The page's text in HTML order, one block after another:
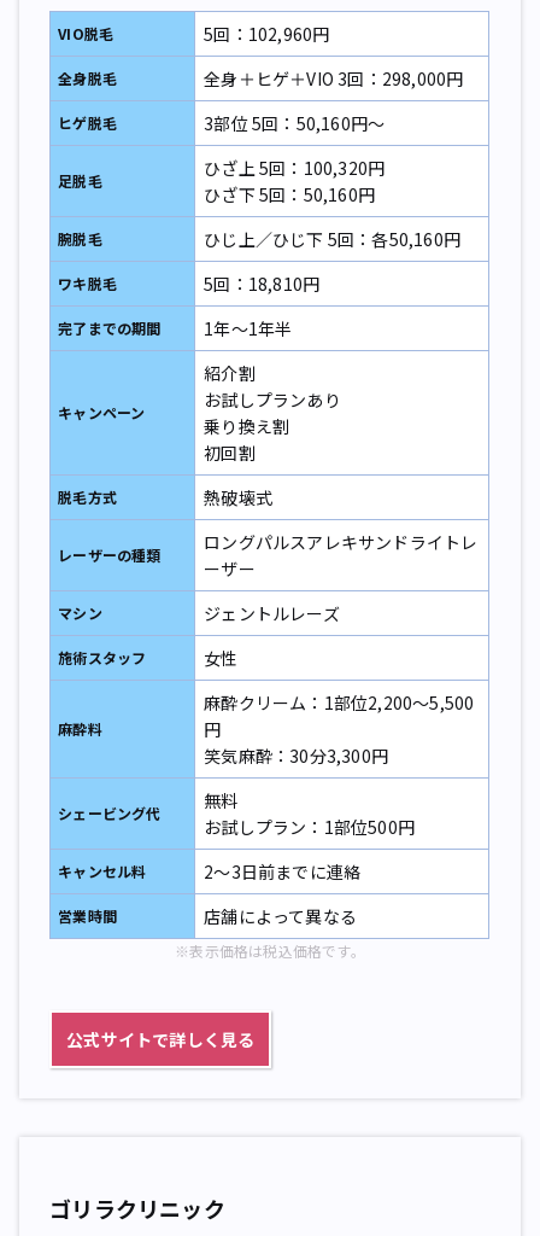
VIO脱毛 5回：102,960円
全身脱毛 全身＋ヒゲ＋VIO 3回：298,000円
ヒゲ脱毛 3部位 5回：50,160円～
足脱毛
ひざ上 5回：100,320円
ひざ下 5回：50,160円
腕脱毛 ひじ上／ひじ下 5回：各50,160円
ワキ脱毛 5回：18,810円
完了までの期間 1年～1年半
キャンペーン
紹介割
お試しプランあり
乗り換え割
初回割
脱毛方式 熱破壊式
レーザーの種類
ロングパルスアレキサンドライトレ
ーザー
マシン ジェントルレーズ
施術スタッフ 女性
麻酔料
麻酔クリーム：1部位2,200～5,500
円
笑気麻酔：30分3,300円
シェービング代
無料
お試しプラン：1部位500円
キャンセル料 2～3日前までに連絡
営業時間 店舗によって異なる
※表示価格は税込価格です。
公式サイトで詳しく見る
ゴリラクリニック